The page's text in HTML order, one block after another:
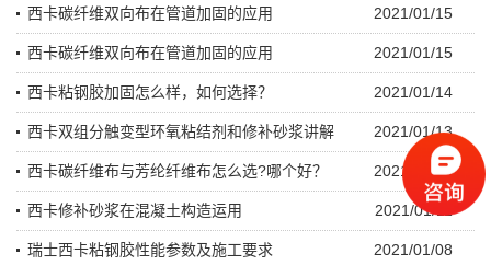
2021/01/15
西卡碳纤维双向布在管道加固的应用
2021/01/15
西卡碳纤维双向布在管道加固的应用
2021/01/14
西卡粘钢胶加固怎么样，如何选择？
2021/01/13
西卡双组分触变型环氧粘结剂和修补砂浆讲解
2021/01/12
西卡碳纤维布与芳纶纤维布怎么选?哪个好？
2021/01/11
西卡修补砂浆在混凝土构造运用
2021/01/08
瑞士西卡粘钢胶性能参数及施工要求